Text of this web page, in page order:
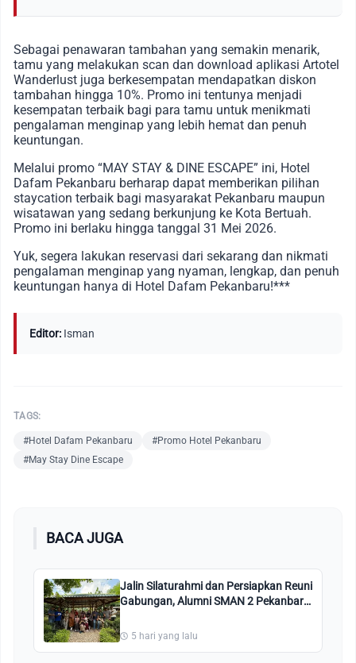
Sebagai penawaran tambahan yang semakin menarik,
tamu yang melakukan scan dan download aplikasi Artotel
Wanderlust juga berkesempatan mendapatkan diskon
tambahan hingga 10%. Promo ini tentunya menjadi
kesempatan terbaik bagi para tamu untuk menikmati
pengalaman menginap yang lebih hemat dan penuh
keuntungan.
Melalui promo “MAY STAY & DINE ESCAPE” ini, Hotel
Dafam Pekanbaru berharap dapat memberikan pilihan
staycation terbaik bagi masyarakat Pekanbaru maupun
wisatawan yang sedang berkunjung ke Kota Bertuah.
Promo ini berlaku hingga tanggal 31 Mei 2026.
Yuk, segera lakukan reservasi dari sekarang dan nikmati
pengalaman menginap yang nyaman, lengkap, dan penuh
keuntungan hanya di Hotel Dafam Pekanbaru!***
Editor: Isman
TAGS:
#Hotel Dafam Pekanbaru
#Promo Hotel Pekanbaru
#May Stay Dine Escape
BACA JUGA
Jalin Silaturahmi dan Persiapkan Reuni
Gabungan, Alumni SMAN 2 Pekanbaru
5 hari yang lalu